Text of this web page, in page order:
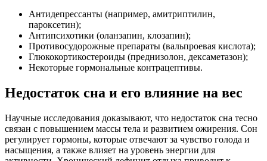
Антидепрессанты (например, амитриптилин,
пароксетин);
Антипсихотики (оланзапин, клозапин);
Противосудорожные препараты (вальпроевая кислота);
Глюкокортикостероиды (преднизолон, дексаметазон);
Некоторые гормональные контрацептивы.
Недостаток сна и его влияние на вес
Научные исследования доказывают, что недостаток сна тесно
связан с повышением массы тела и развитием ожирения. Сон
регулирует гормоны, которые отвечают за чувство голода и
насыщения, а также влияет на уровень энергии для